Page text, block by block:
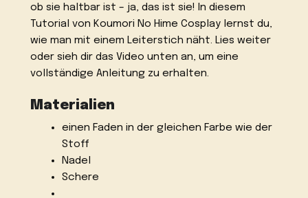
ob sie haltbar ist – ja, das ist sie! In diesem
Tutorial von Koumori No Hime Cosplay lernst du,
wie man mit einem Leiterstich näht. Lies weiter
oder sieh dir das Video unten an, um eine
vollständige Anleitung zu erhalten.
Materialien
einen Faden in der gleichen Farbe wie der
Stoff
Nadel
Schere